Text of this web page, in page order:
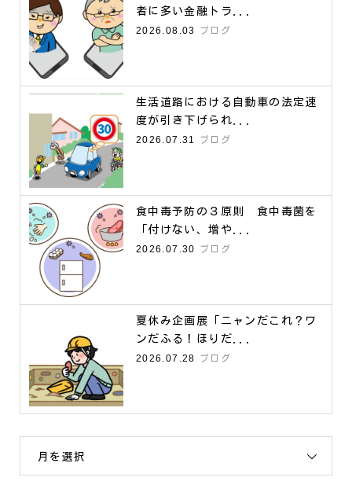
者に多い金融トラ...
2026.08.03
ブログ
生活道路における自動車の法定速
度が引き下げられ...
2026.07.31
ブログ
食中毒予防の３原則 食中毒菌を
「付けない、増や...
2026.07.30
ブログ
夏休み企画展「ニャンだこれ？ワ
ンだふる！ほりだ...
2026.07.28
ブログ
月を選択